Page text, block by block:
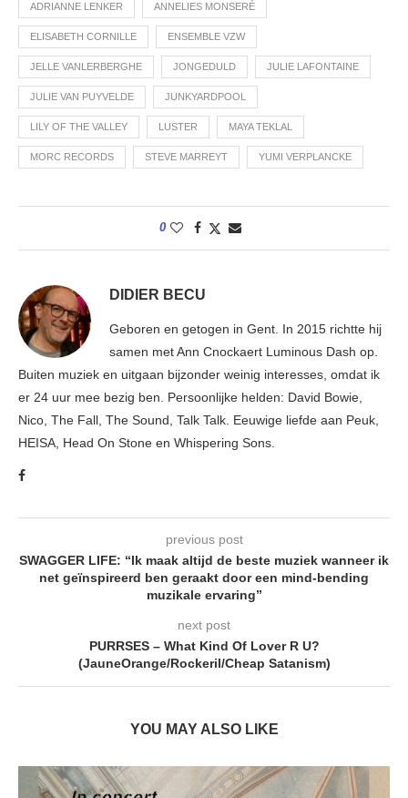
ADRIANNE LENKER ANNELIES MONSERÉ
ELISABETH CORNILLE ENSEMBLE VZW
JELLE VANLERBERGHE JONGEDULD JULIE LAFONTAINE
JULIE VAN PUYVELDE JUNKYARDPOOL
LILY OF THE VALLEY LUSTER MAYA TEKLAL
MORC RECORDS STEVE MARREYT YUMI VERPLANCKE
0
DIDIER BECU
Geboren en getogen in Gent. In 2015 richtte hij
samen met Ann Cnockaert Luminous Dash op.
Buiten muziek en uitgaan bijzonder weinig interesses, omdat ik
er 24 uur mee bezig ben. Persoonlijke helden: David Bowie,
Nico, The Fall, The Sound, Talk Talk. Eeuwige liefde aan Peuk,
HEISA, Head On Stone en Whispering Sons.
previous post
SWAGGER LIFE: “Ik maak altijd de beste muziek wanneer ik
net geïnspireerd ben geraakt door een mind-bending
muzikale ervaring”
next post
PURRSES – What Kind Of Lover R U?
(JauneOrange/Rockeril/Cheap Satanism)
YOU MAY ALSO LIKE